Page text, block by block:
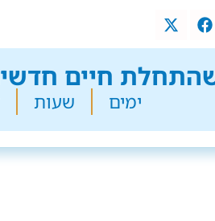
חיים
ימים שעות